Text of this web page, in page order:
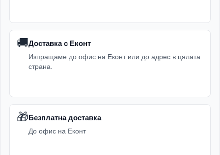
🚚Доставка с Еконт
Изпращаме до офис на Еконт или до адрес в цялата
страна.
🎁Безплатна доставка
До офис на Еконт